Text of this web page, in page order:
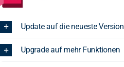
Update auf die neueste Version
Upgrade auf mehr Funktionen